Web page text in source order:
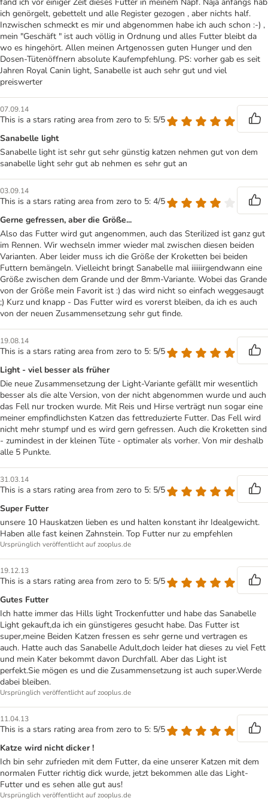
ich genörgelt, gebettelt und alle Register gezogen , aber nichts half.
Inzwischen schmeckt es mir und abgenommen habe ich auch schon :-) ,
mein "Geschäft " ist auch völlig in Ordnung und alles Futter bleibt da
wo es hingehört. Allen meinen Artgenossen guten Hunger und den
Dosen-Tütenöffnern absolute Kaufempfehlung. PS: vorher gab es seit
Jahren Royal Canin light, Sanabelle ist auch sehr gut und viel
preiswerter
07.09.14
This is a stars rating area from zero to 5: 5/5
Sanabelle light
Sanabelle light ist sehr gut sehr günstig katzen nehmen gut von dem
sanabelle light sehr gut ab nehmen es sehr gut an
03.09.14
This is a stars rating area from zero to 5: 4/5
Gerne gefressen, aber die Größe...
Also das Futter wird gut angenommen, auch das Sterilized ist ganz gut
im Rennen. Wir wechseln immer wieder mal zwischen diesen beiden
Varianten. Aber leider muss ich die Größe der Kroketten bei beiden
Futtern bemängeln. Vielleicht bringt Sanabelle mal iiiiiirgendwann eine
Größe zwischen dem Grande und der 8mm-Variante. Wobei das Grande
von der Größe mein Favorit ist :) das wird nicht so einfach weggesaugt
;) Kurz und knapp - Das Futter wird es vorerst bleiben, da ich es auch
von der neuen Zusammensetzung sehr gut finde.
19.08.14
This is a stars rating area from zero to 5: 5/5
Light - viel besser als früher
Die neue Zusammensetzung der Light-Variante gefällt mir wesentlich
besser als die alte Version, von der nicht abgenommen wurde und auch
das Fell nur trocken wurde. Mit Reis und Hirse verträgt nun sogar eine
meiner empfindlichsten Katzen das fettreduzierte Futter. Das Fell wird
nicht mehr stumpf und es wird gern gefressen. Auch die Kroketten sind
- zumindest in der kleinen Tüte - optimaler als vorher. Von mir deshalb
alle 5 Punkte.
31.03.14
This is a stars rating area from zero to 5: 5/5
Super Futter
unsere 10 Hauskatzen lieben es und halten konstant ihr Idealgewicht.
Haben alle fast keinen Zahnstein. Top Futter nur zu empfehlen
Ursprünglich veröffentlicht auf zooplus.de
19.12.13
This is a stars rating area from zero to 5: 5/5
Gutes Futter
Ich hatte immer das Hills light Trockenfutter und habe das Sanabelle
Light gekauft,da ich ein günstigeres gesucht habe. Das Futter ist
super,meine Beiden Katzen fressen es sehr gerne und vertragen es
auch. Hatte auch das Sanabelle Adult,doch leider hat dieses zu viel Fett
und mein Kater bekommt davon Durchfall. Aber das Light ist
perfekt.Sie mögen es und die Zusammensetzung ist auch super.Werde
dabei bleiben.
Ursprünglich veröffentlicht auf zooplus.de
11.04.13
This is a stars rating area from zero to 5: 5/5
Katze wird nicht dicker !
Ich bin sehr zufrieden mit dem Futter, da eine unserer Katzen mit dem
normalen Futter richtig dick wurde, jetzt bekommen alle das Light-
Futter und es sehen alle gut aus!
Ursprünglich veröffentlicht auf zooplus.de